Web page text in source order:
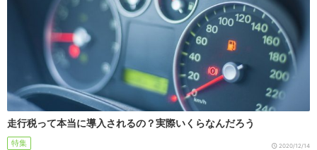
走行税って本当に導入されるの？実際いくらなんだろう
特集 2020/12/14